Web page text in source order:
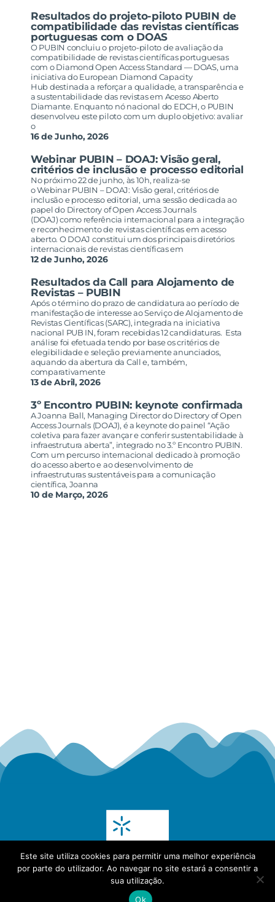
Resultados do projeto-piloto PUBIN de
compatibilidade das revistas científicas
portuguesas com o DOAS
O PUBIN concluiu o projeto-piloto de avaliação da
compatibilidade de revistas científicas portuguesas
com o Diamond Open Access Standard — DOAS, uma
iniciativa do European Diamond Capacity
Hub destinada a reforçar a qualidade, a transparência e
a sustentabilidade das revistas em Acesso Aberto
Diamante. Enquanto nó nacional do EDCH, o PUBIN
desenvolveu este piloto com um duplo objetivo: avaliar
o
16 de Junho, 2026
Webinar PUBIN – DOAJ: Visão geral,
critérios de inclusão e processo editorial
No próximo 22 de junho, às 10h, realiza-se
o Webinar PUBIN – DOAJ: Visão geral, critérios de
inclusão e processo editorial, uma sessão dedicada ao
papel do Directory of Open Access Journals
(DOAJ) como referência internacional para a integração
e reconhecimento de revistas científicas em acesso
aberto. O DOAJ constitui um dos principais diretórios
internacionais de revistas científicas em
12 de Junho, 2026
Resultados da Call para Alojamento de
Revistas – PUBIN
Após o término do prazo de candidatura ao período de
manifestação de interesse ao Serviço de Alojamento de
Revistas Científicas (SARC), integrada na iniciativa
nacional PUB IN, foram recebidas 12 candidaturas. Esta
análise foi efetuada tendo por base os critérios de
elegibilidade e seleção previamente anunciados,
aquando da abertura da Call e, também,
comparativamente
13 de Abril, 2026
3º Encontro PUBIN: keynote confirmada
A Joanna Ball, Managing Director do Directory of Open
Access Journals (DOAJ), é a keynote do painel “Ação
coletiva para fazer avançar e conferir sustentabilidade à
infraestrutura aberta”, integrado no 3.º Encontro PUBIN.
Com um percurso internacional dedicado à promoção
do acesso aberto e ao desenvolvimento de
infraestruturas sustentáveis para a comunicação
científica, Joanna
10 de Março, 2026
Este site utiliza cookies para permitir uma melhor experiência
por parte do utilizador. Ao navegar no site estará a consentir a
sua utilização.
Ok